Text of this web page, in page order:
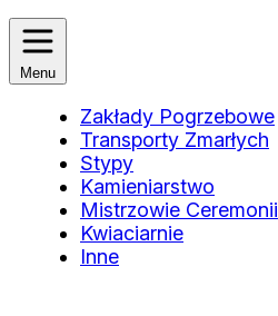
Menu
Zakłady Pogrzebowe
Transporty Zmarłych
Stypy
Kamieniarstwo
Mistrzowie Ceremonii
Kwiaciarnie
Inne